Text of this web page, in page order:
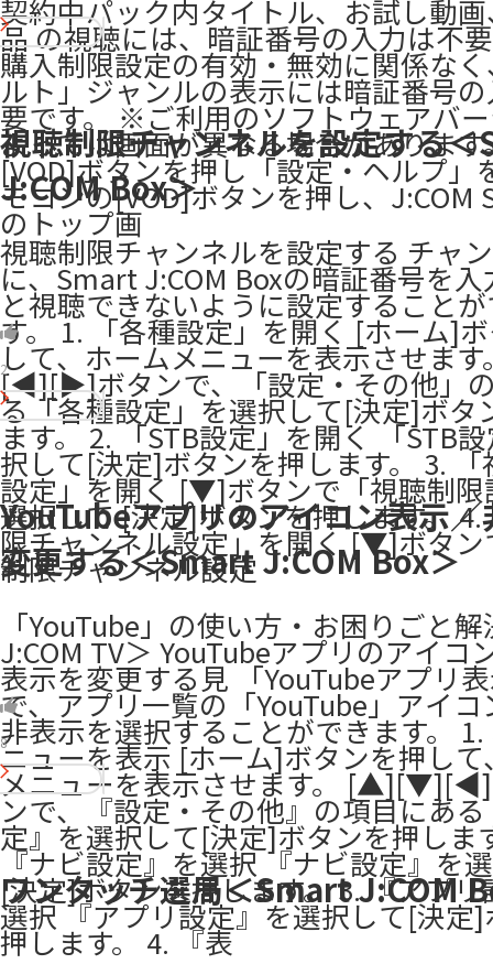
契約中パック内タイトル、お試し動
品 の視聴には、暗証番号の入力は不
購入制限設定の有効・無効に関係な
ルト」ジャンルの表示には暗証番号
要です。 ※ご利用のソフトウェアバ
よっては画面が異なる場合があります
[VOD]ボタンを押し「設定・ヘルプ」
モコンの[VOD]ボタンを押し、J:COM
のトップ画
視聴制限チャンネルを設定する
J:COM Box＞
視聴制限チャンネルを設定する チャ
に、Smart J:COM Boxの暗証番号を
と視聴できないように設定すること
す。 1. 「各種設定」を開く [ホーム]
して、ホームメニューを表示させま
[◀][▶]ボタンで、「設定・その他」
る「各種設定」を選択して[決定]ボタ
ます。 2. 「STB設定」を開く 「STB
択して[決定]ボタンを押します。 3. 「
設定」を開く [▼]ボタンで「視聴制限
選択して [決定]ボタンを押します。 4.
限チャンネル設定」を開く [▼]ボタン
制限チャンネル設定
2
YouTubeアプリのアイコン表示／
変更する＜Smart J:COM Box＞
「YouTube」の使い方・お困りごと
J:COM TV＞ YouTubeアプリのアイコ
表示を変更する見 「YouTubeアプリ
で、アプリ一覧の「YouTube」アイ
非表示を選択することができます。
ニューを表示 [ホーム]ボタンを押して
メニューを表示させます。
ンで、『設定・その他』の項目にあ
定』を選択して[決定]ボタンを押しま
『ナビ設定』を選択 『ナビ設定』を
[決定]ボタンを押します。 3. 『アプ
選択 『アプリ設定』を選択して[決定
押します。 4. 『表
8
ワンタッチ選局＜Smart J:COM